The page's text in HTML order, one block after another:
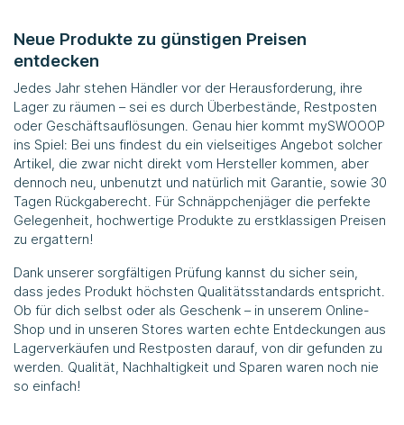
Neue Produkte zu günstigen Preisen
entdecken
Jedes Jahr stehen Händler vor der Herausforderung, ihre
Lager zu räumen – sei es durch Überbestände, Restposten
oder Geschäftsauflösungen. Genau hier kommt mySWOOOP
ins Spiel: Bei uns findest du ein vielseitiges Angebot solcher
Artikel, die zwar nicht direkt vom Hersteller kommen, aber
dennoch neu, unbenutzt und natürlich mit Garantie, sowie 30
Tagen Rückgaberecht. Für Schnäppchenjäger die perfekte
Gelegenheit, hochwertige Produkte zu erstklassigen Preisen
zu ergattern!
Dank unserer sorgfältigen Prüfung kannst du sicher sein,
dass jedes Produkt höchsten Qualitätsstandards entspricht.
Ob für dich selbst oder als Geschenk – in unserem Online-
Shop und in unseren Stores warten echte Entdeckungen aus
Lagerverkäufen und Restposten darauf, von dir gefunden zu
werden. Qualität, Nachhaltigkeit und Sparen waren noch nie
so einfach!